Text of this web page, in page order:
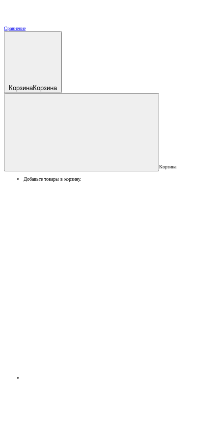
Сравнение
КорзинаКорзина
Корзина
Добавьте товары в корзину.